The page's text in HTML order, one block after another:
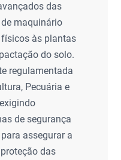
das
maquinário
às plantas
do solo.
regulamentada
Pecuária e
de segurança
assegurar a
das